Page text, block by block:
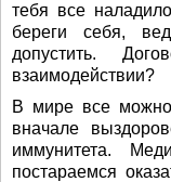
тебя все
береги себя,
допустить.
взаимодействии?
В мире все
вначале
иммунитета.
постараемся